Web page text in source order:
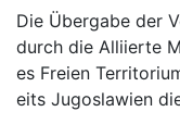
Die Übergabe der
durch die Alliierte
es Freien
eits Jugoslawien